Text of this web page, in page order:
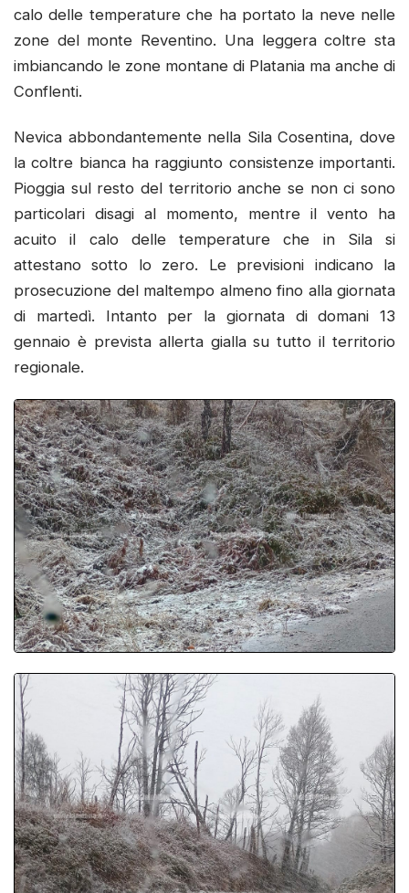
calo delle temperature che ha portato la neve nelle
zone del monte Reventino. Una leggera coltre sta
imbiancando le zone montane di Platania ma anche di
Conflenti.
Nevica abbondantemente nella Sila Cosentina, dove
la coltre bianca ha raggiunto consistenze importanti.
Pioggia sul resto del territorio anche se non ci sono
particolari disagi al momento, mentre il vento ha
acuito il calo delle temperature che in Sila si
attestano sotto lo zero. Le previsioni indicano la
prosecuzione del maltempo almeno fino alla giornata
di martedì. Intanto per la giornata di domani 13
gennaio è prevista allerta gialla su tutto il territorio
regionale.